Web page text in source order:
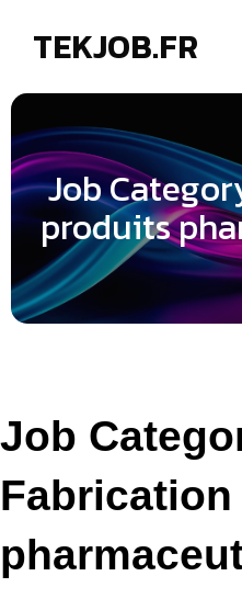
TEKJOB.FR
Job
produits
Job